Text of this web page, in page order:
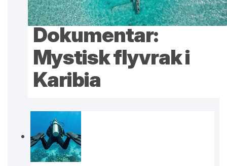
Dokumentar:
Mystisk flyvrak i
Karibia